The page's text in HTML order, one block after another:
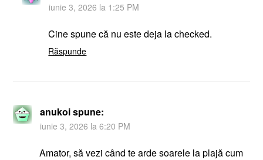
iunie 3, 2026 la 1:25 PM
Cine spune că nu este deja la checked.
Răspunde
anukoispune:
iunie 3, 2026 la 6:20 PM
Amator, să vezi când te arde soarele la plajă cum